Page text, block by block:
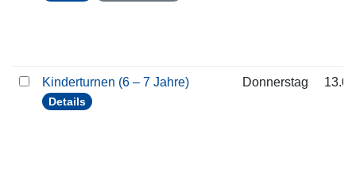
Kinderturnen (6 – 7 Jahre)
Details
Donnerstag